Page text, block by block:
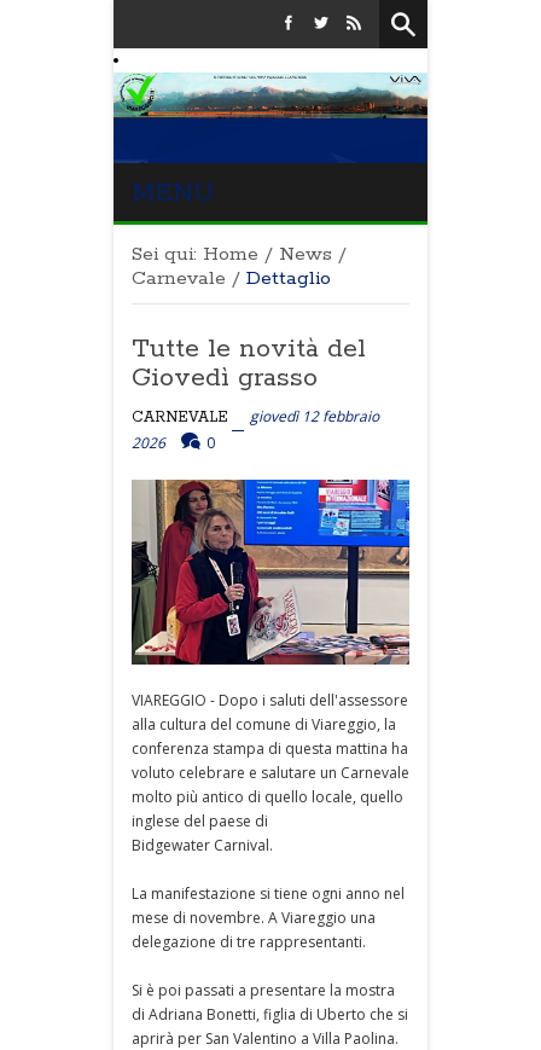
MENU
Sei qui: Home / News /
Carnevale / Dettaglio
Tutte le novità del
Giovedì grasso
CARNEVALE
giovedì 12 febbraio
2026
0
VIAREGGIO - Dopo i saluti dell'assessore
alla cultura del comune di Viareggio, la
conferenza stampa di questa mattina ha
voluto celebrare e salutare un Carnevale
molto più antico di quello locale, quello
inglese del paese di
Bidgewater Carnival.
La manifestazione si tiene ogni anno nel
mese di novembre. A Viareggio una
delegazione di tre rappresentanti.
Si è poi passati a presentare la mostra
di Adriana Bonetti, figlia di Uberto che si
aprirà per San Valentino a Villa Paolina.